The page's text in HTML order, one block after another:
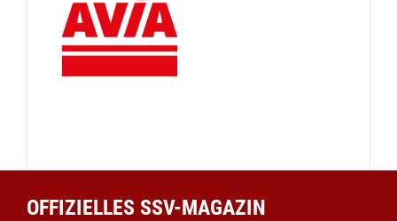
OFFIZIELLES SSV-MAGAZIN